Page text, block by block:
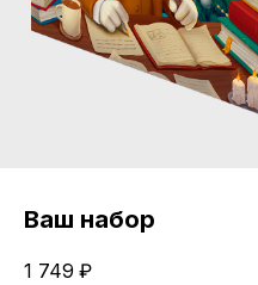
Ваш набор
1 749 ₽